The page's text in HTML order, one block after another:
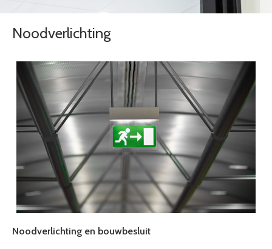
Noodverlichting
Noodverlichting en bouwbesluit